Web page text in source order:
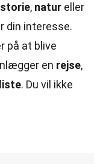
, natur eller
din interesse.
på at blive
en rejse,
liste. Du vil ikke